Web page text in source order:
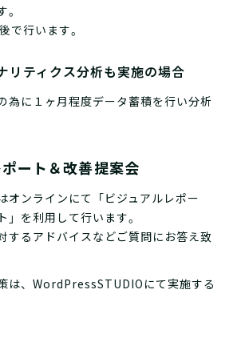
で行います。
リティクス分析も実施の場合
為に１ヶ月程度データ蓄積を行い分析
ポート＆改善提案会
オンラインにて「ビジュアルレポー
」を利用して行います。
するアドバイスなどご質問にお答え致
は、WordPressSTUDIOにて実施する